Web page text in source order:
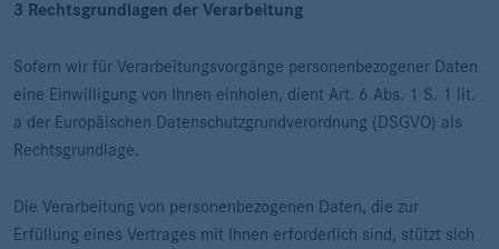
3 Rechtsgrundlagen der Verarbeitung
Sofern wir für Verarbeitungsvorgänge personenbezogener Daten
eine Einwilligung von Ihnen einholen, dient Art. 6 Abs. 1 S. 1 lit.
a der Europäischen Datenschutzgrundverordnung (DSGVO) als
Rechtsgrundlage.
Die Verarbeitung von personenbezogenen Daten, die zur
Erfüllung eines Vertrages mit Ihnen erforderlich sind, stützt sich